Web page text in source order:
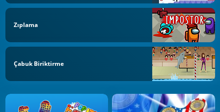
Zıplama
Çabuk Biriktirme